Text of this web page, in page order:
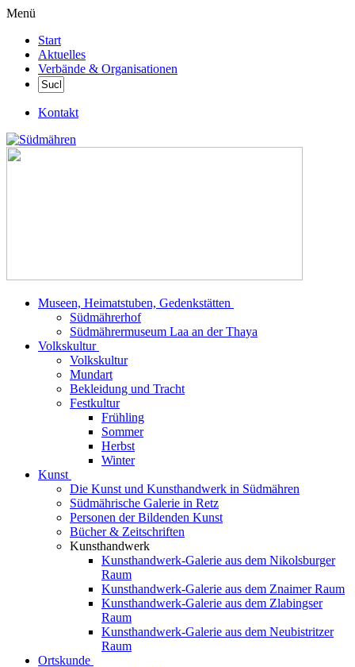
Menü
Start
Aktuelles
Verbände & Organisationen
Kontakt
Museen, Heimatstuben, Gedenkstätten
Südmährerhof
Südmährermuseum Laa an der Thaya
Volkskultur
Volkskultur
Mundart
Bekleidung und Tracht
Festkultur
Frühling
Sommer
Herbst
Winter
Kunst
Die Kunst und Kunsthandwerk in Südmähren
Südmährische Galerie in Retz
Personen der Bildenden Kunst
Bücher & Zeitschriften
Kunsthandwerk
Kunsthandwerk-Galerie aus dem Nikolsburger
Raum
Kunsthandwerk-Galerie aus dem Znaimer Raum
Kunsthandwerk-Galerie aus dem Zlabingser
Raum
Kunsthandwerk-Galerie aus dem Neubistritzer
Raum
Ortskunde